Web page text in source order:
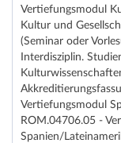
Vertiefungsmodul
Kultur und
(Seminar oder
Interdisziplin.
Vertiefungsmodul
ROM.04706.05 -
Spanien/